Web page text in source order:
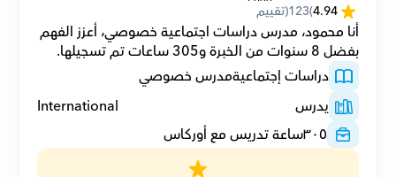
4.94
(
123(تقييم
بفضل 8 سنوات من الخبرة و305 ساعات تم تسجيلها.
دراسات إجتماعيةمدرس خصوصي
يدرس
International
٣٠٥ساعة تدريس مع أوركاس